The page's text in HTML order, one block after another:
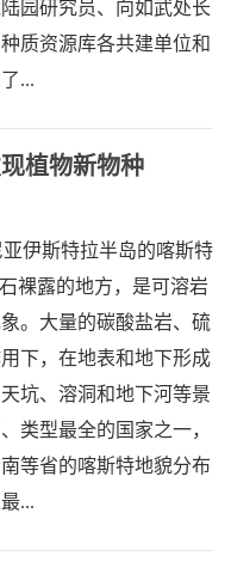
园研究员、向如武处长
质资源库各共建单位和
...
植物新物种
伊斯特拉半岛的喀斯特
裸露的地方，是可溶岩
。大量的碳酸盐岩、硫
下，在地表和地下形成
坑、溶洞和地下河等景
类型最全的国家之一，
等省的喀斯特地貌分布
...